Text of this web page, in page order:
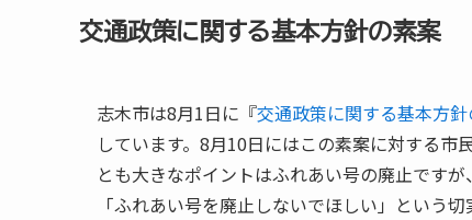
交通政策に関する基本方針の素案
志木市は8月1日に『交通政策に関する基本方
しています。8月10日にはこの素案に対する
とも大きなポイントはふれあい号の廃止ですが、
「ふれあい号を廃止しないでほしい」という